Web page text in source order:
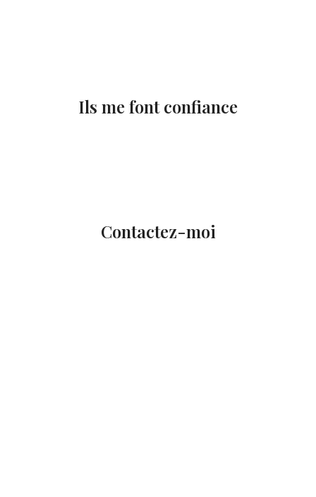
Ils me font confiance
Contactez-moi